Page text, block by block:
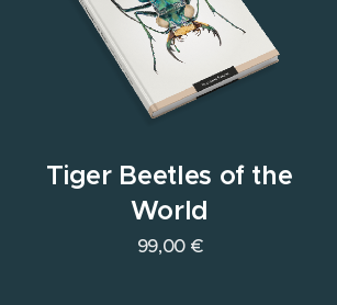
Tiger Beetles of the
World
99,00€